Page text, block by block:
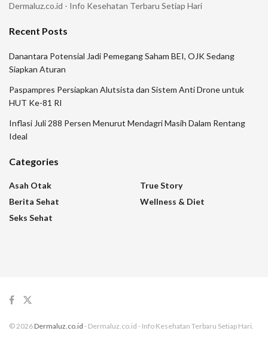
Dermaluz.co.id - Info Kesehatan Terbaru Setiap Hari
Recent Posts
Danantara Potensial Jadi Pemegang Saham BEI, OJK Sedang
Siapkan Aturan
Paspampres Persiapkan Alutsista dan Sistem Anti Drone untuk
HUT Ke-81 RI
Inflasi Juli 288 Persen Menurut Mendagri Masih Dalam Rentang
Ideal
Categories
Asah Otak
Berita Sehat
Seks Sehat
True Story
Wellness & Diet
© 2026 Dermaluz.co.id - Dermaluz.co.id - Info Kesehatan Terbaru Setiap Hari.